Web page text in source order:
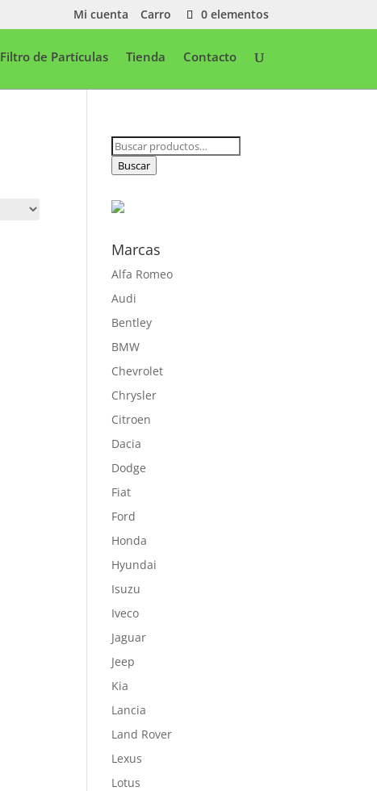
Mi cuenta Carro 0 elementos
Filtro de Partículas Tienda Contacto
Buscar
por:
Buscar
Marcas
Alfa Romeo
Audi
Bentley
BMW
Chevrolet
Chrysler
Citroen
Dacia
Dodge
Fiat
Ford
Honda
Hyundai
Isuzu
Iveco
Jaguar
Jeep
Kia
Lancia
Land Rover
Lexus
Lotus